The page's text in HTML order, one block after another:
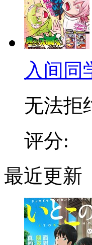
入间同
无法拒
评分:
最近更新